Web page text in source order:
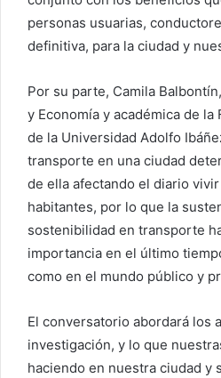
personas usuarias,
definitiva, para la ciudad y
Por su parte, Camila
y Economía y académica de
de la Universidad Adolfo
transporte en una ciudad
de ella afectando el diario
habitantes, por lo que la
sostenibilidad en transporte
importancia en el último
como en el mundo público y
El conversatorio abordará los
investigación, y lo que
haciendo en nuestra ciudad y